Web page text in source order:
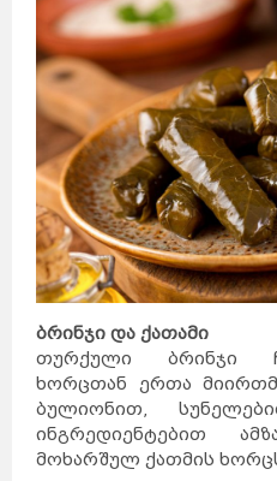
ბრინჯი და ქათამი
თურქული ბრინჯი
ხორცთან ერთა
ბულიონით,
ინგრედიენტებით
მოხარშულ ქათმის